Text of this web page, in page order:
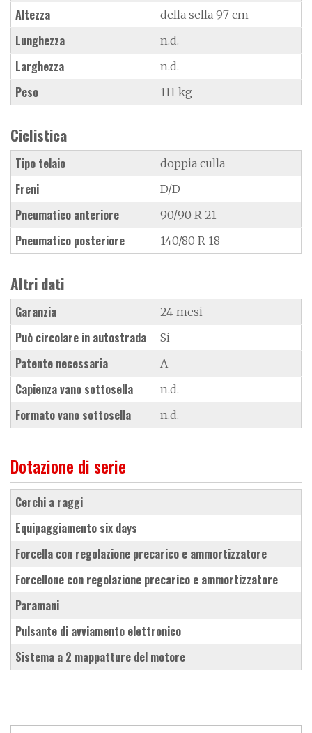
Altezza della sella 97 cm
Lunghezza n.d.
Larghezza n.d.
Peso 111 kg
Ciclistica
Tipo telaio doppia culla
Freni D/D
Pneumatico anteriore 90/90 R 21
Pneumatico posteriore 140/80 R 18
Altri dati
Garanzia 24 mesi
Può circolare in autostrada Si
Patente necessaria A
Capienza vano sottosella n.d.
Formato vano sottosella n.d.
Dotazione di serie
cerchi a raggi
equipaggiamento six days
forcella con regolazione precarico e ammortizzatore
forcellone con regolazione precarico e ammortizzatore
paramani
pulsante di avviamento elettronico
sistema a 2 mappatture del motore